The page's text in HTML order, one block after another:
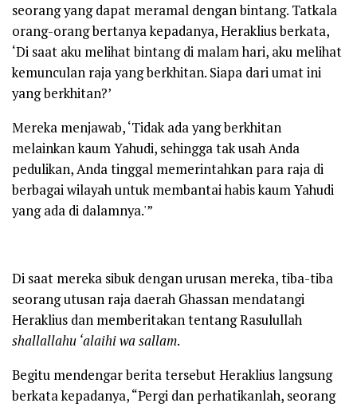
seorang yang dapat meramal dengan bintang. Tatkala
orang-orang bertanya kepadanya, Heraklius berkata,
‘Di saat aku melihat bintang di malam hari, aku melihat
kemunculan raja yang berkhitan. Siapa dari umat ini
yang berkhitan?’
Mereka menjawab, ‘Tidak ada yang berkhitan
melainkan kaum Yahudi, sehingga tak usah Anda
pedulikan, Anda tinggal memerintahkan para raja di
berbagai wilayah untuk membantai habis kaum Yahudi
yang ada di dalamnya.'”
Di saat mereka sibuk dengan urusan mereka, tiba-tiba
seorang utusan raja daerah Ghassan mendatangi
Heraklius dan memberitakan tentang Rasulullah
shallallahu ‘alaihi wa sallam.
Begitu mendengar berita tersebut Heraklius langsung
berkata kepadanya, “Pergi dan perhatikanlah, seorang